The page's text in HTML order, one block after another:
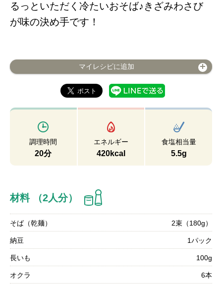
るっといただく冷たいおそば♪きざみわさび
が味の決め手です！
マイレシピに追加
調理時間
20分
エネルギー
420kcal
食塩相当量
5.5g
材料 （2人分）
そば（乾麺） 2束（180g）
納豆 1パック
長いも 100g
オクラ 6本